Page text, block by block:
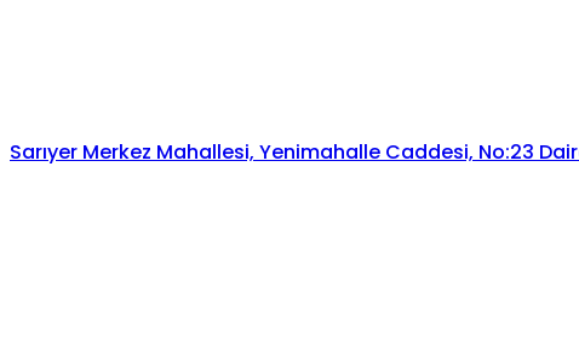
Sarıyer Merkez Mahallesi, Yenimahalle Caddesi, No:23